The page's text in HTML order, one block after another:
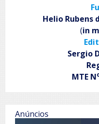
Helio Rubens
(in
Sergio
MTE N
Anúncios